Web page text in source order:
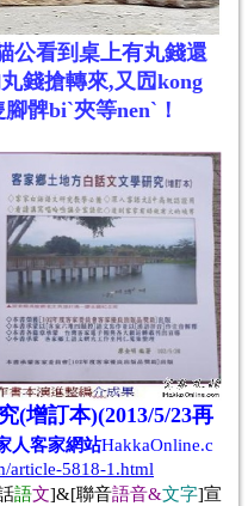
公看到桌上有丸錢還
錢搶轉來,又囥kong
髀biˋ夾等nenˋ！
(增訂本)(2013/5/23再
人客家網站HakkaOnline.c
article-5818-1.html
語文]&[聯音語音&文字]宣